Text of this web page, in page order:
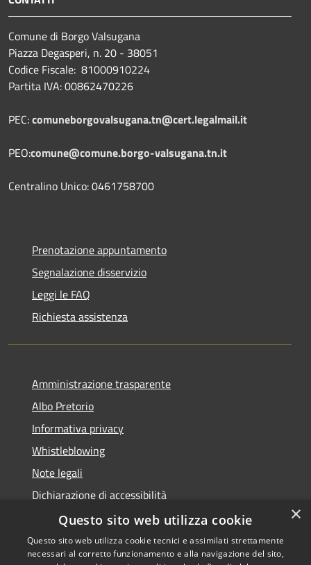
Comune di Borgo Valsugana
Piazza Degasperi, n. 20 - 38051
Codice Fiscale: 81000910224
Partita IVA: 00862470226
PEC:comuneborgovalsugana.tn@cert.legalmail.it
PEO:comune@comune.borgo-valsugana.tn.it
Centralino Unico: 0461758700
Prenotazione appuntamento
Segnalazione disservizio
Leggi le FAQ
Richiesta assistenza
Amministrazione trasparente
Albo Pretorio
Informativa privacy
Whistleblowing
Note legali
Dichiarazione di accessibilità
Feedback accessibilità
×
Questo sito web utilizza cookie
Questo sito web utilizza cookie tecnici e assimilati strettamente
necessari al corretto funzionamento e alla navigazione del sito,